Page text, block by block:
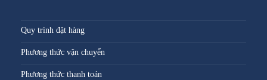
Quy trình đặt hàng
Phương thức vận chuyển
Phương thức thanh toán